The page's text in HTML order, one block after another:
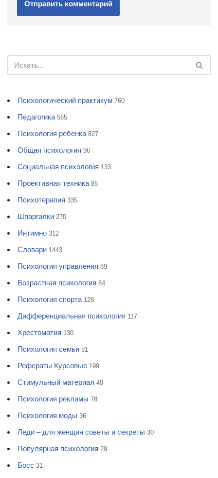
Психологический практикум 760
Педагогика 565
Психология ребенка 827
Общая психология 96
Социальная психология 133
Проективная техника 85
Психотерапия 335
Шпаргалки 270
Интимно 312
Словари 1443
Психология управления 89
Возрастная психология 64
Психология спорта 128
Дифференциальная психология 117
Хрестоматия 130
Психология семьи 81
Рефераты Курсовые 199
Стимульный материал 49
Психология рекламы 78
Психология моды 36
Леди – для женщин советы и секреты 30
Популярная психология 29
Босс 31